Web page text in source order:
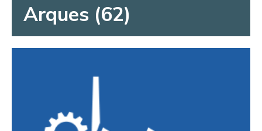
Arques (62)